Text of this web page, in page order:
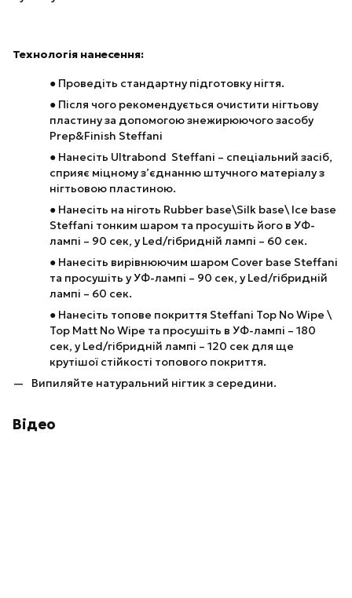
Технологія нанесення:
● Проведіть стандартну підготовку нігтя.
● Після чого рекомендується очистити нігтьову
пластину за допомогою знежирюючого засобу
Prep&Finish Steffani
● Нанесіть Ultrabond Steffani – спеціальний засіб,
сприяє міцному з’єднанню штучного матеріалу з
нігтьовою пластиною.
● Нанесіть на ніготь Rubber base\Silk base\ Ice base
Steffani тонким шаром та просушіть його в УФ-
лампі – 90 сек, у Led/гібридній лампі – 60 сек.
● Нанесіть вирівнюючим шаром Cover base Steffani
та просушіть у УФ-лампі – 90 сек, у Led/гібридній
лампі – 60 сек.
● Нанесіть топове покриття Steffani Top No Wipe \
Top Matt No Wipe та просушіть в УФ-лампі – 180
сек, у Led/гібридній лампі – 120 сек для ще
крутішої стійкості топового покриття.
Випиляйте натуральний нігтик з середини.
Відео